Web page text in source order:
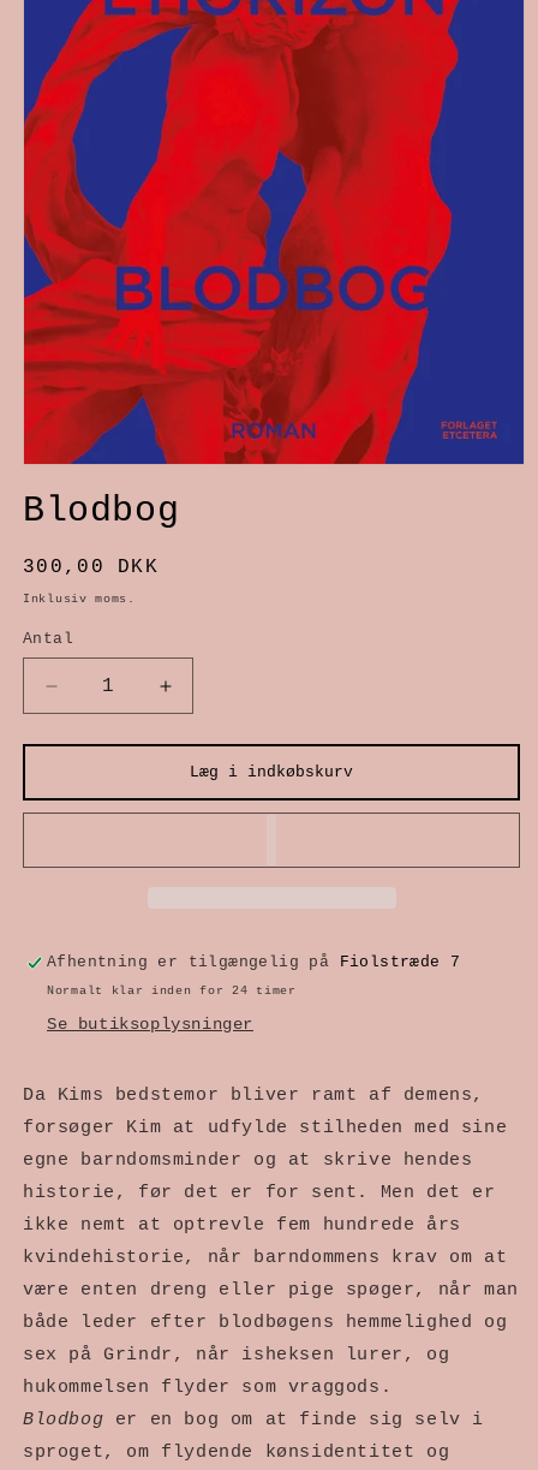
mediet
i
Blodbog
Normalpris
300,00 DKK
Inklusiv moms.
Antal
antallet
Blodbog
antallet
for
Blodbog
Læg i indkøbskurv
Afhentning er tilgængelig på Fiolstræde 7
Normalt klar inden for 24 timer
Se butiksoplysninger
Da Kims bedstemor bliver ramt af demens,
forsøger Kim at udfylde stilheden med sine
egne barndomsminder og at skrive hendes
historie, før det er for sent. Men det er
ikke nemt at optrevle fem hundrede års
kvindehistorie, når barndommens krav om at
være enten dreng eller pige spøger, når man
både leder efter blodbøgens hemmelighed og
sex på Grindr, når isheksen lurer, og
hukommelsen flyder som vraggods.
Blodbog er en bog om at finde sig selv i
sproget, om flydende kønsidentitet og